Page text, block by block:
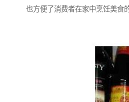
也方便了消费者在家中烹饪美食